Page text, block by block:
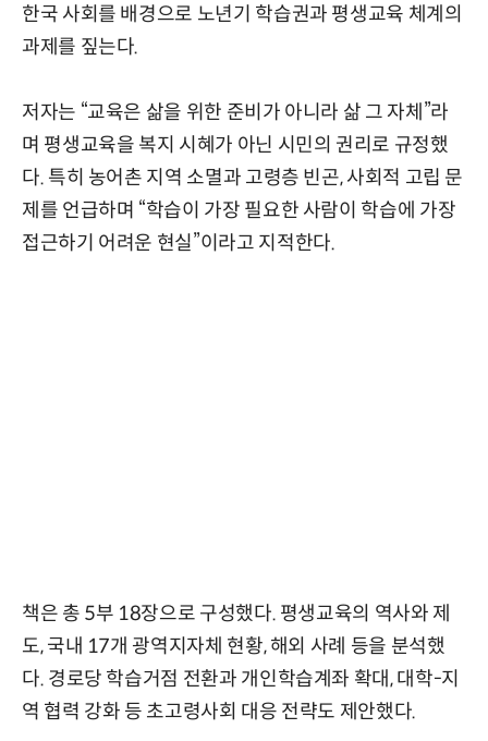
한국 사회를 배경으로 노년기 학습권과 평생교육 체계의
과제를 짚는다.
저자는 “교육은 삶을 위한 준비가 아니라 삶 그 자체”라
며 평생교육을 복지 시혜가 아닌 시민의 권리로 규정했
다. 특히 농어촌 지역 소멸과 고령층 빈곤, 사회적 고립 문
제를 언급하며 “학습이 가장 필요한 사람이 학습에 가장
접근하기 어려운 현실”이라고 지적한다.
책은 총 5부 18장으로 구성했다. 평생교육의 역사와 제
도, 국내 17개 광역지자체 현황, 해외 사례 등을 분석했
다. 경로당 학습거점 전환과 개인학습계좌 확대, 대학-지
역 협력 강화 등 초고령사회 대응 전략도 제안했다.